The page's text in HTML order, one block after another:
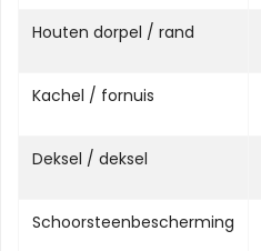
Houten dorpel / rand
Kachel / fornuis
Deksel / deksel
Schoorsteenbescherming